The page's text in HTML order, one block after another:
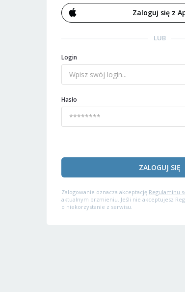
Zaloguj się z
LUB
Login
Hasło
ZALOGUJ SIĘ
Zalogowanie oznacza akceptację Regulaminu
aktualnym brzmieniu. Jeśli nie akceptujesz
o niekorzystanie z serwisu.